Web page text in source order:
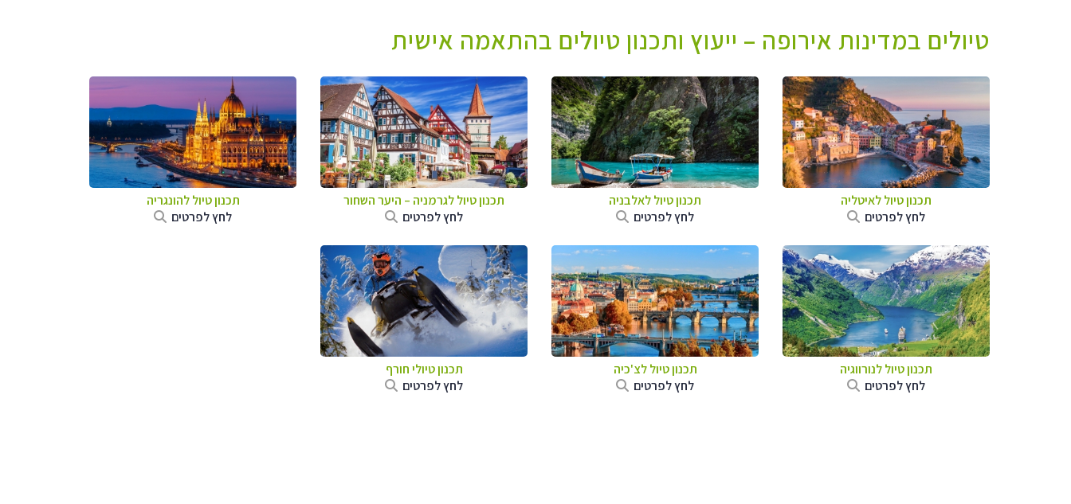
טיולים במדינות אירופה – ייעוץ ותכנון טיולים בהתאמה אישית
תכנון טיול לאיטליה
לחץ לפרטים
תכנון טיול לאלבניה
לחץ לפרטים
תכנון טיול לגרמניה – היער השחור
לחץ לפרטים
תכנון טיול להונגריה
לחץ לפרטים
תכנון טיול לנורווגיה
לחץ לפרטים
תכנון טיול לצ'כיה
לחץ לפרטים
תכנון טיולי חורף
לחץ לפרטים